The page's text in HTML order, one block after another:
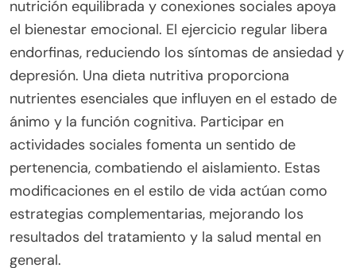
secundarios y duración del tratamiento.
¿Cómo pueden los cambios en el estilo de
vida apoyar el tratamiento de la salud mental?
Los cambios en el estilo de vida pueden mejorar
significativamente la efectividad del tratamiento
de la salud mental. Integrar actividad física,
nutrición equilibrada y conexiones sociales apoya
el bienestar emocional. El ejercicio regular libera
endorfinas, reduciendo los síntomas de ansiedad y
depresión. Una dieta nutritiva proporciona
nutrientes esenciales que influyen en el estado de